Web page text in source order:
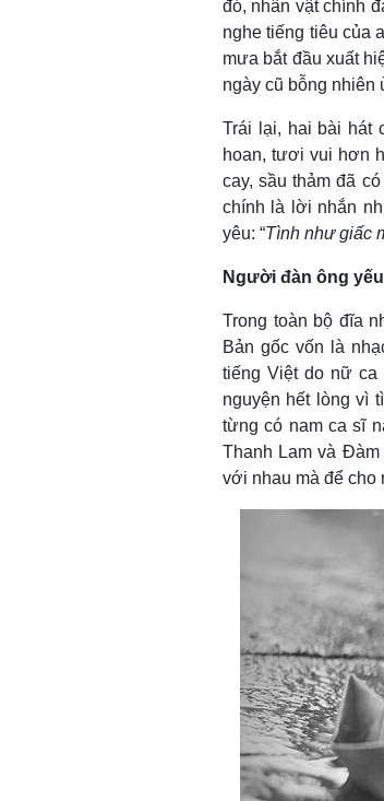
đó, nhân vật chính
nghe tiếng tiêu của
mưa bắt đầu xuất
ngày cũ bỗng nhiên
Trái lại, hai bài hát
hoan, tươi vui hơn
cay, sầu thảm đã
chính là lời nhắn
yêu: “Tình như giấc
Người đàn ông
Trong toàn bộ đĩa
Bản gốc vốn là
tiếng Việt do nữ ca
nguyện hết lòng vì
từng có nam ca sĩ
Thanh Lam và
với nhau mà để cho